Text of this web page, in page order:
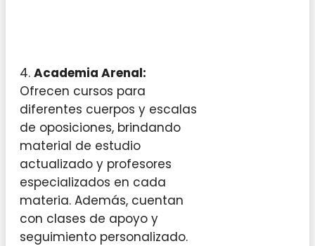
4. Academia Arenal:
Ofrecen cursos para
diferentes cuerpos y escalas
de oposiciones, brindando
material de estudio
actualizado y profesores
especializados en cada
materia. Además, cuentan
con clases de apoyo y
seguimiento personalizado.